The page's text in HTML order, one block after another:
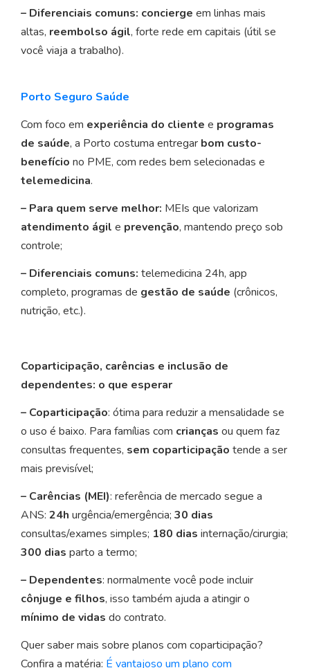
– Diferenciais comuns: concierge em linhas mais
altas, reembolso ágil, forte rede em capitais (útil se
você viaja a trabalho).
Porto Seguro Saúde
Com foco em experiência do cliente e programas
de saúde, a Porto costuma entregar bom custo-
benefício no PME, com redes bem selecionadas e
telemedicina.
– Para quem serve melhor: MEIs que valorizam
atendimento ágil e prevenção, mantendo preço sob
controle;
– Diferenciais comuns: telemedicina 24h, app
completo, programas de gestão de saúde (crônicos,
nutrição, etc.).
Coparticipação, carências e inclusão de
dependentes: o que esperar
– Coparticipação: ótima para reduzir a mensalidade se
o uso é baixo. Para famílias com crianças ou quem faz
consultas frequentes, sem coparticipação tende a ser
mais previsível;
– Carências (MEI): referência de mercado segue a
ANS: 24h urgência/emergência; 30 dias
consultas/exames simples; 180 dias internação/cirurgia;
300 dias parto a termo;
– Dependentes: normalmente você pode incluir
cônjuge e filhos, isso também ajuda a atingir o
mínimo de vidas do contrato.
Quer saber mais sobre planos com coparticipação?
Confira a matéria: É vantajoso um plano com